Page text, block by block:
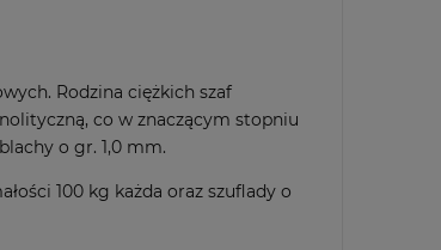
Rodzina ciężkich szaf
co w znaczącym stopniu
o gr. 1,0 mm.
100 kg każda oraz szuflady o